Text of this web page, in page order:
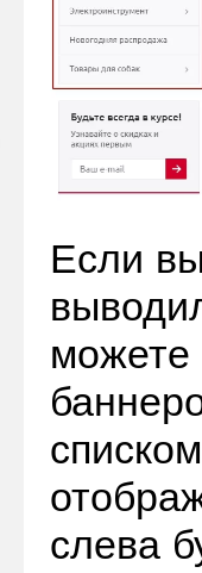
Если
можете
слева